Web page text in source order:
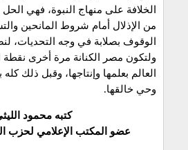
الخلافة على منهاج النبوة، فهي الحل
من الإذلال أمام شروط المانحين
الوقوف بصلابة في وجه التحديات،
ولتكون مصر الكنانة مرة أخرى نقطة
العالم بعلمها وإنتاجها، وقبل ذلك
وحي خالقها.
كتبه محمود
عضو المكتب الإعلامي لحزب